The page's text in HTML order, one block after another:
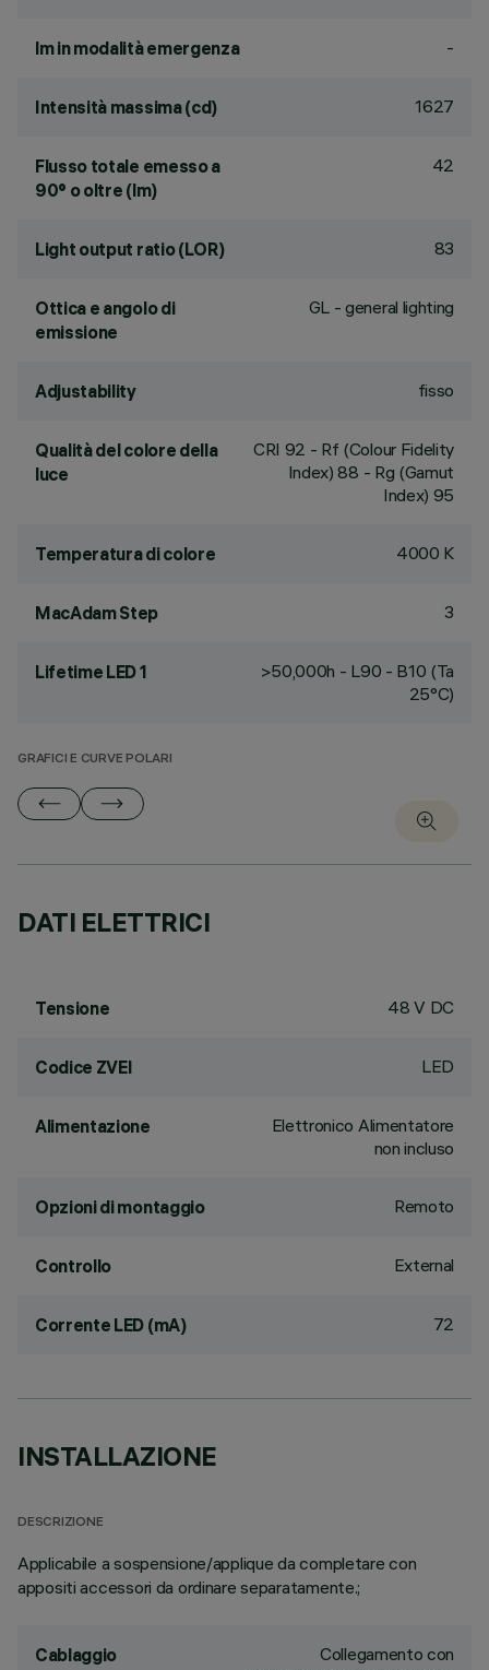
lm in modalità emergenza -
Intensità massima (cd) 1627
Flusso totale emesso a
90° o oltre (lm)
42
Light output ratio (LOR) 83
Ottica e angolo di
emissione
GL - general lighting
Adjustability fisso
Qualità del colore della
luce
CRI 92 - Rf (Colour Fidelity
Index) 88 - Rg (Gamut
Index) 95
Temperatura di colore 4000 K
MacAdam Step 3
Lifetime LED 1
>50,000h - L90 - B10 (Ta
25°C)
GRAFICI E CURVE POLARI
DATI ELETTRICI
Tensione 48 V DC
Codice ZVEI LED
Alimentazione
Elettronico Alimentatore
non incluso
Opzioni di montaggio Remoto
Controllo External
Corrente LED (mA) 72
INSTALLAZIONE
DESCRIZIONE
Applicabile a sospensione/applique da completare con
appositi accessori da ordinare separatamente.;
Cablaggio
Collegamento con